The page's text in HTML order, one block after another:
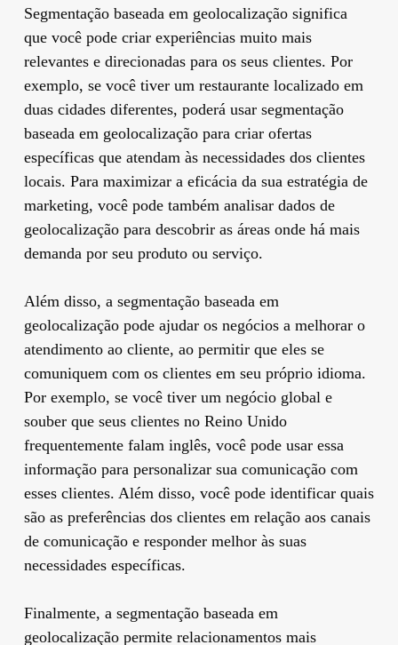
Segmentação baseada em geolocalização significa
que você pode criar experiências muito mais
relevantes e direcionadas para os seus clientes. Por
exemplo, se você tiver um restaurante localizado em
duas cidades diferentes, poderá usar segmentação
baseada em geolocalização para criar ofertas
específicas que atendam às necessidades dos clientes
locais. Para maximizar a eficácia da sua estratégia de
marketing, você pode também analisar dados de
geolocalização para descobrir as áreas onde há mais
demanda por seu produto ou serviço.
Além disso, a segmentação baseada em
geolocalização pode ajudar os negócios a melhorar o
atendimento ao cliente, ao permitir que eles se
comuniquem com os clientes em seu próprio idioma.
Por exemplo, se você tiver um negócio global e
souber que seus clientes no Reino Unido
frequentemente falam inglês, você pode usar essa
informação para personalizar sua comunicação com
esses clientes. Além disso, você pode identificar quais
são as preferências dos clientes em relação aos canais
de comunicação e responder melhor às suas
necessidades específicas.
Finalmente, a segmentação baseada em
geolocalização permite relacionamentos mais